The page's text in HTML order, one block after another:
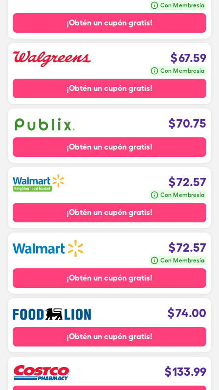
Con Membresía
¡Obtén un cupón gratis!
$67.59
Con Membresía
¡Obtén un cupón gratis!
$70.75
¡Obtén un cupón gratis!
$72.57
Con Membresía
¡Obtén un cupón gratis!
$72.57
Con Membresía
¡Obtén un cupón gratis!
$74.00
¡Obtén un cupón gratis!
$133.99